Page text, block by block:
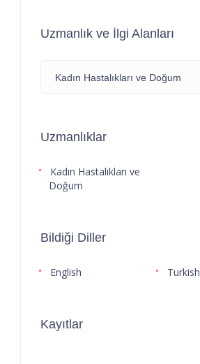
Uzmanlık ve İlgi Alanları
Kadın Hastalıkları ve Doğum
Uzmanlıklar
Kadın Hastalıkları ve
Doğum
Bildiği Diller
English Turkish
Kayıtlar